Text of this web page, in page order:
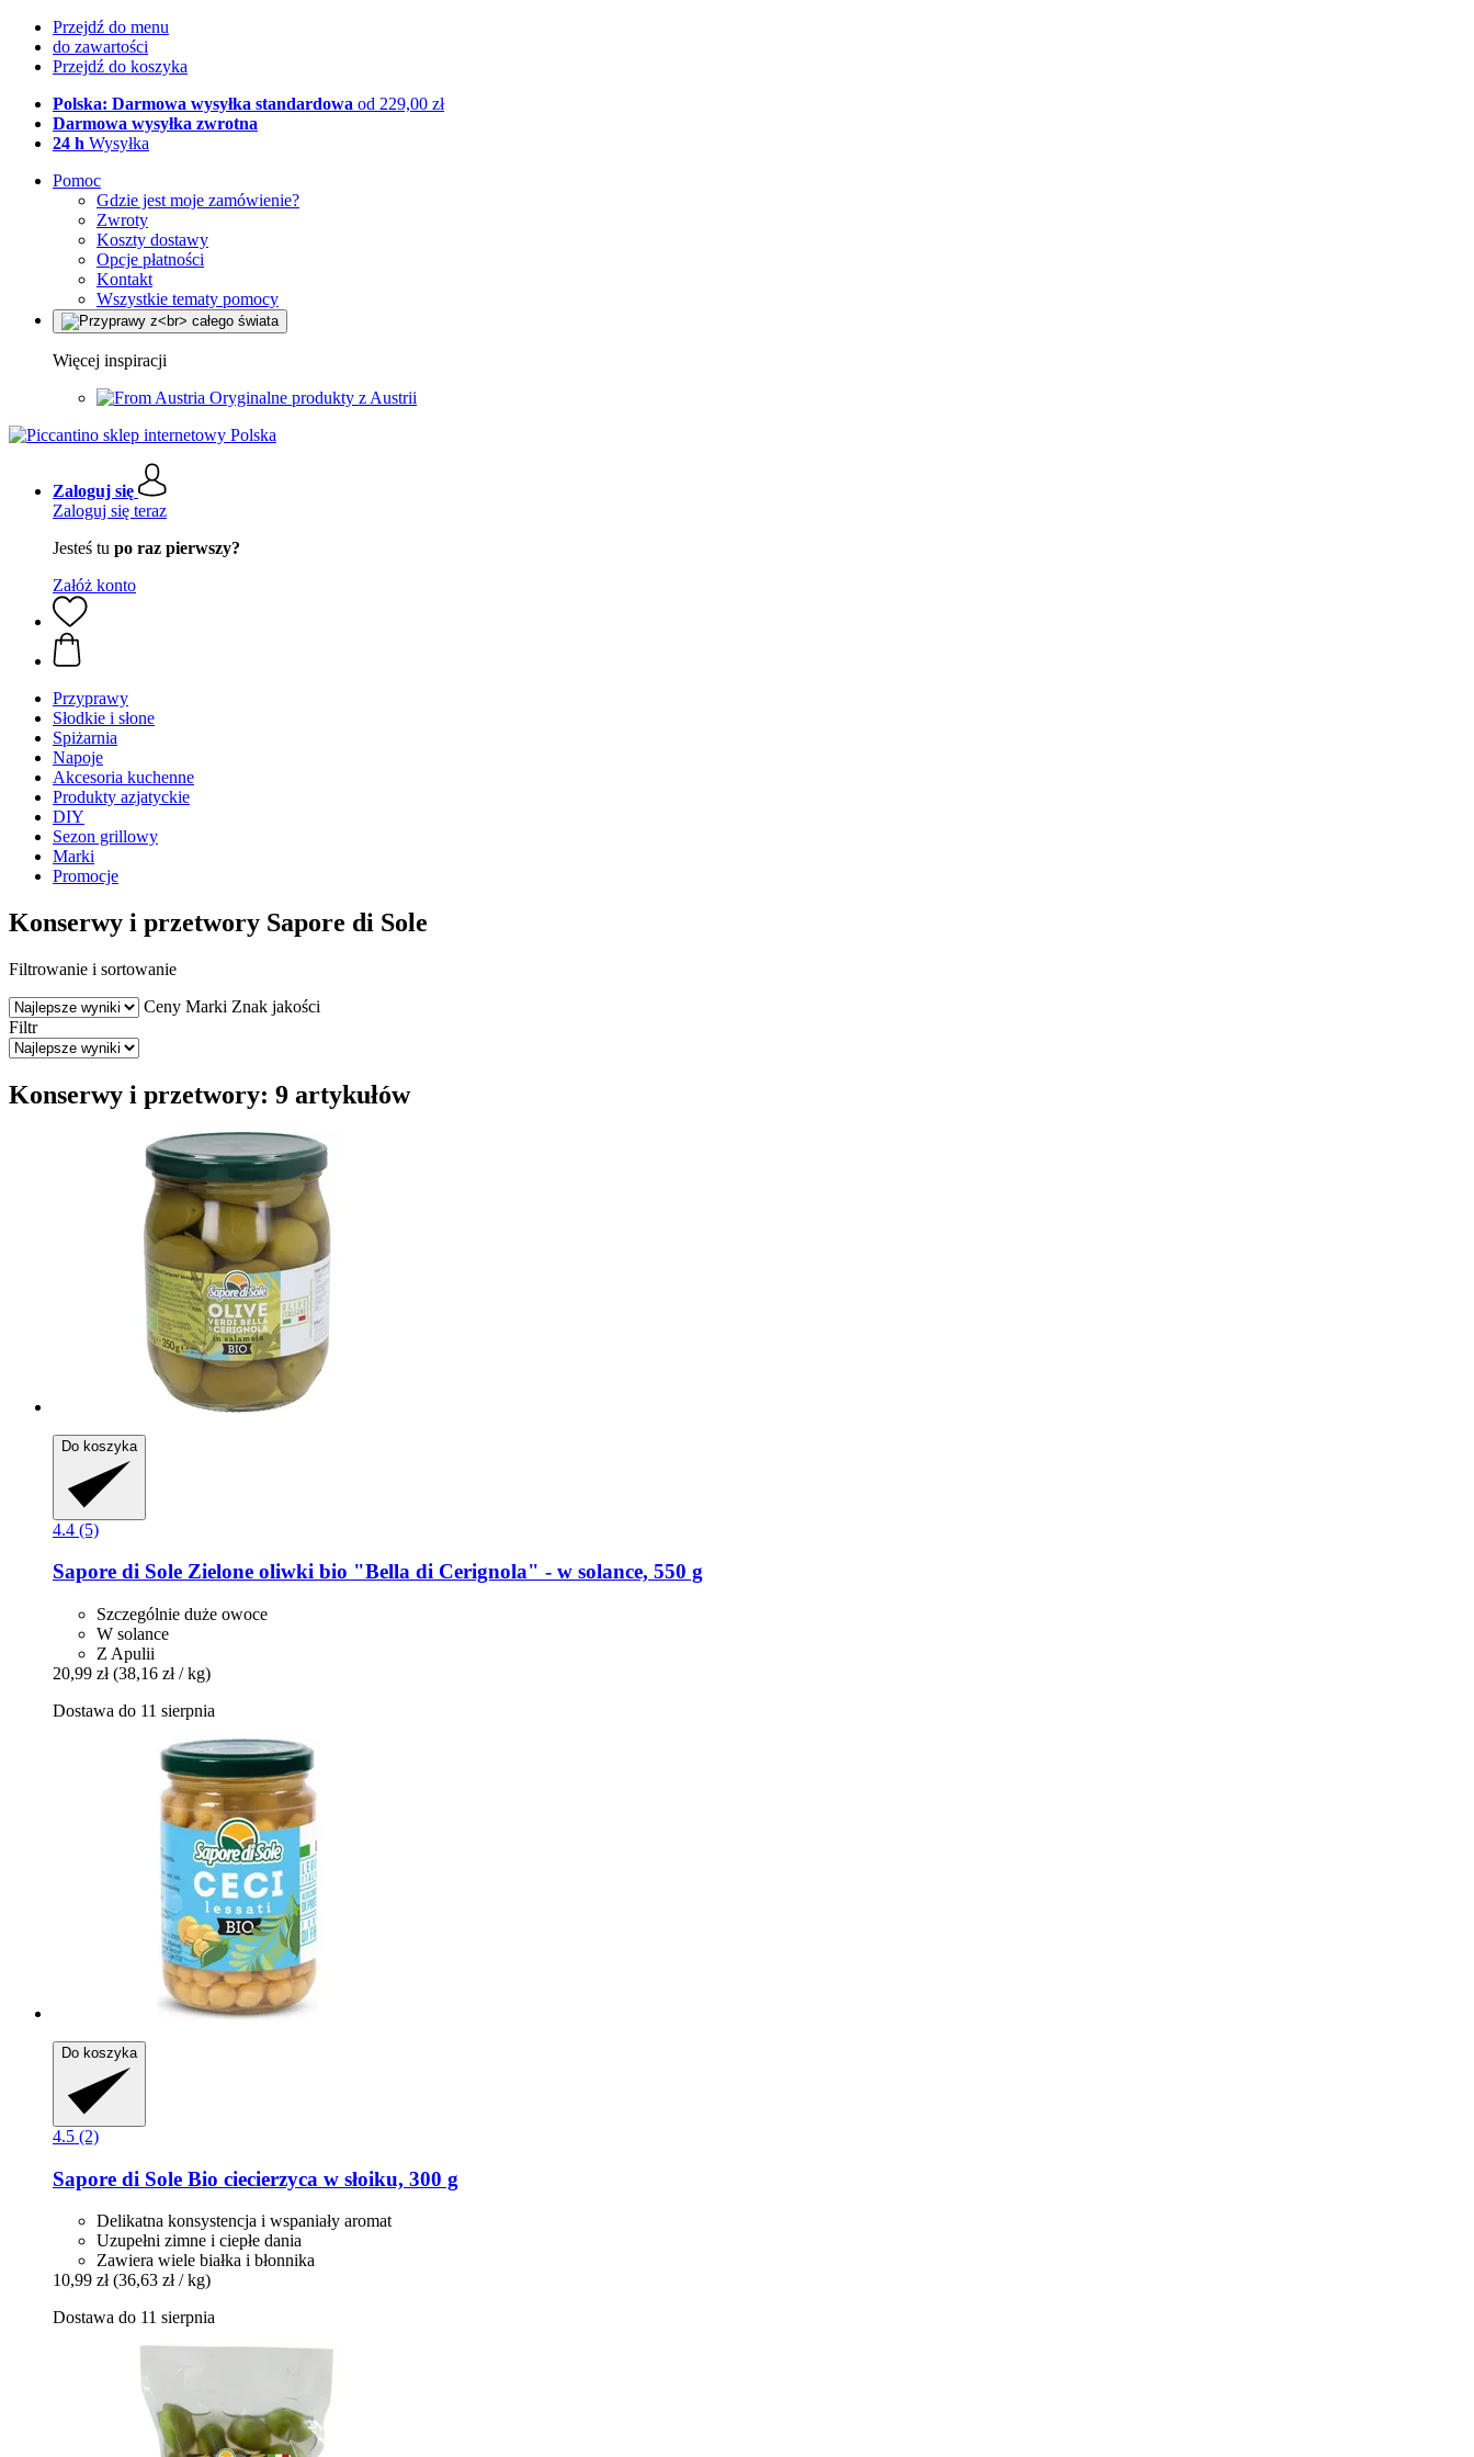
Przejdź do menu
do zawartości
Przejdź do koszyka
Polska: Darmowa wysyłka standardowa od 229,00 zł
Darmowa wysyłka zwrotna
24 h Wysyłka
Pomoc
Gdzie jest moje zamówienie?
Zwroty
Koszty dostawy
Opcje płatności
Kontakt
Wszystkie tematy pomocy
Więcej inspiracji
Oryginalne produkty z Austrii
Zaloguj się
Zaloguj się teraz
Jesteś tu po raz pierwszy?
Załóż konto
Przyprawy
Słodkie i słone
Spiżarnia
Napoje
Akcesoria kuchenne
Produkty azjatyckie
DIY
Sezon grillowy
Marki
Promocje
Konserwy i przetwory Sapore di Sole
Filtrowanie i sortowanie
Ceny Marki Znak jakości
Filtr
Konserwy i przetwory: 9 artykułów
Do koszyka
4.4 (5)
Sapore di Sole Zielone oliwki bio "Bella di Cerignola" -​ w solance, 550 g
Szczególnie duże owoce
W solance
Z Apulii
20,99 zł (38,16 zł / kg)
Dostawa do 11 sierpnia
Do koszyka
4.5 (2)
Sapore di Sole Bio ciecierzyca w słoiku, 300 g
Delikatna konsystencja i wspaniały aromat
Uzupełni zimne i ciepłe dania
Zawiera wiele białka i błonnika
10,99 zł (36,63 zł / kg)
Dostawa do 11 sierpnia